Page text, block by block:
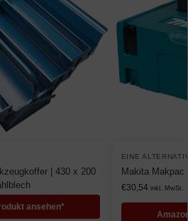
| 430 x 200
ansehen*
EINE
Makita Makpac
€30,54 inkl. MwSt.